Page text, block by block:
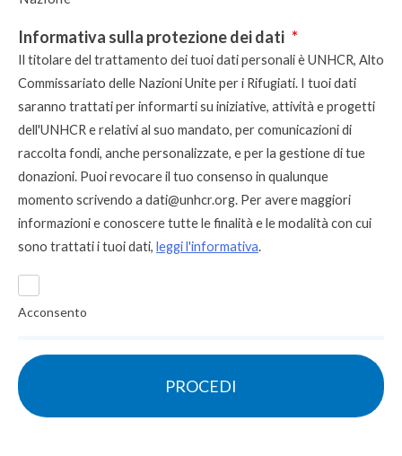
Informativa sulla protezione dei dati *
Il titolare del trattamento dei tuoi dati personali è UNHCR, Alto
Commissariato delle Nazioni Unite per i Rifugiati. I tuoi dati
saranno trattati per informarti su iniziative, attività e progetti
dell'UNHCR e relativi al suo mandato, per comunicazioni di
raccolta fondi, anche personalizzate, e per la gestione di tue
donazioni. Puoi revocare il tuo consenso in qualunque
momento scrivendo a dati@unhcr.org. Per avere maggiori
informazioni e conoscere tutte le finalità e le modalità con cui
sono trattati i tuoi dati, leggi l'informativa.
Acconsento